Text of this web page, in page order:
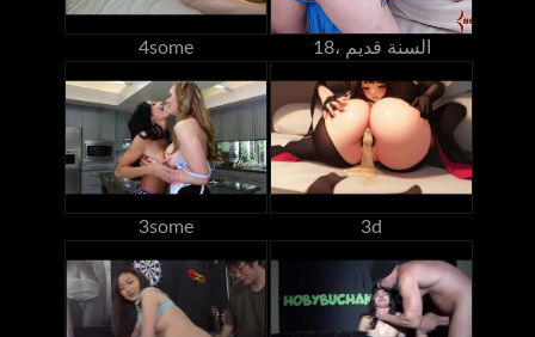
4some 18، السنة قديم
3some 3d